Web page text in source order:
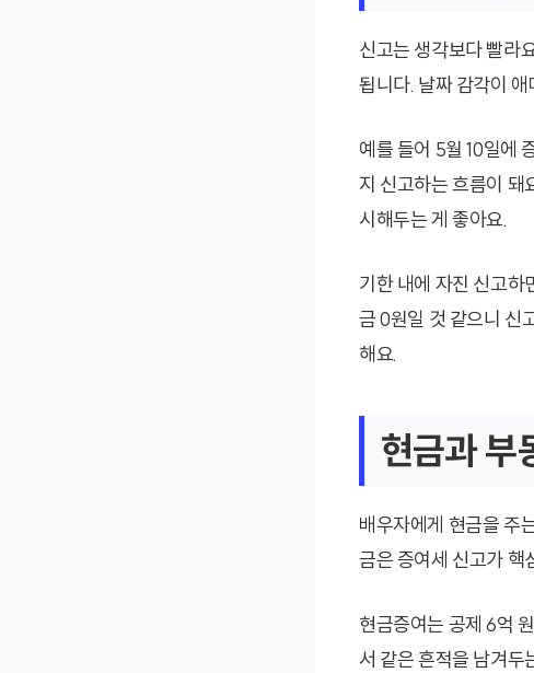
신고는 생각보다 빨라
됩니다. 날짜 감각이
예를 들어 5월 10일에
지 신고하는 흐름이 돼
시해두는 게 좋아요.
기한 내에 자진 신고하
금 0원일 것 같으니 신
해요.
현금과 부
배우자에게 현금을 주
금은 증여세 신고가 핵
현금증여는 공제 6억
서 같은 흔적을 남겨두